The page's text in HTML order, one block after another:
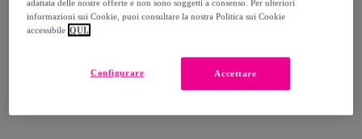
Consegna: tra il11/08e il14/08
adattata delle nostre offerte e non sono soggetti a consenso. Per ulteriori
informazioni sui Cookie, puoi consultare la nostra Politica sui Cookie
accessibile QUI.
Accettare
Configurare